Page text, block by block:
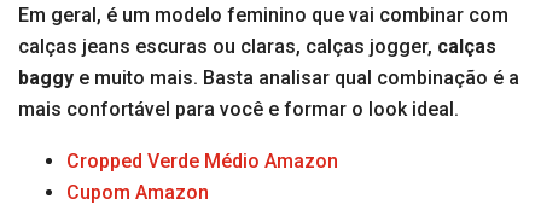
Em geral, é um modelo feminino que vai combinar com
calças jeans escuras ou claras, calças jogger, calças
baggy e muito mais. Basta analisar qual combinação é a
mais confortável para você e formar o look ideal.
Cropped Verde Médio Amazon
Cupom Amazon